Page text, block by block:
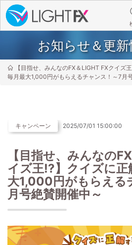
お知らせ＆更
【目指せ、みんなのFX＆LIGHT FXクイズ
毎月最大1,000円がもらえるチャンス！～7月
キャンペーン 2025/07/01 15:00:00
【目指せ、みんなの
イズ王!?】クイズに正
大1,000円がもらえる
月号絶賛開催中～